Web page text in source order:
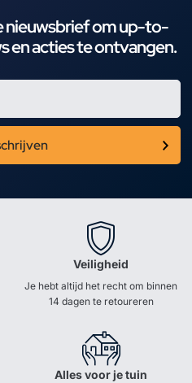
nieuwsbrief om up-to-
en acties te ontvangen.
Veiligheid
Je hebt altijd het recht om binnen
14 dagen te retoureren
Alles voor je tuin